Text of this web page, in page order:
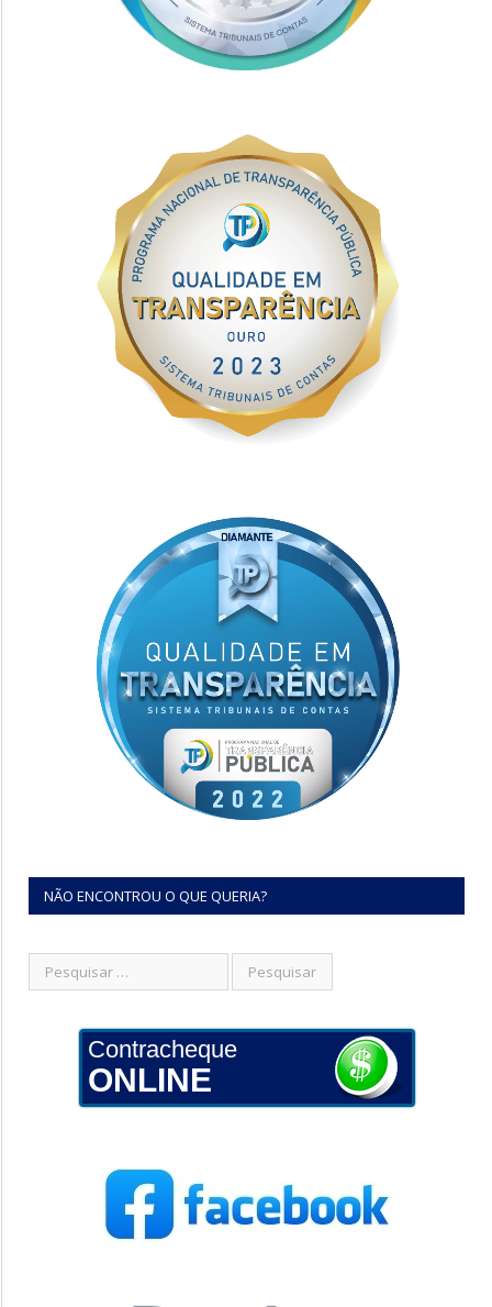
NÃO ENCONTROU O QUE QUERIA?
Contracheque
ONLINE